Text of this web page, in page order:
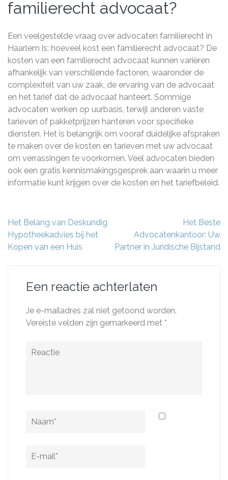
familierecht advocaat?
Een veelgestelde vraag over advocaten familierecht in
Haarlem is: hoeveel kost een familierecht advocaat? De
kosten van een familierecht advocaat kunnen variëren
afhankelijk van verschillende factoren, waaronder de
complexiteit van uw zaak, de ervaring van de advocaat
en het tarief dat de advocaat hanteert. Sommige
advocaten werken op uurbasis, terwijl anderen vaste
tarieven of pakketprijzen hanteren voor specifieke
diensten. Het is belangrijk om vooraf duidelijke afspraken
te maken over de kosten en tarieven met uw advocaat
om verrassingen te voorkomen. Veel advocaten bieden
ook een gratis kennismakingsgesprek aan waarin u meer
informatie kunt krijgen over de kosten en het tariefbeleid.
Berichtnavigatie
Het Belang van Deskundig
Hypotheekadvies bij het
Kopen van een Huis
Het Beste
Advocatenkantoor: Uw
Partner in Juridische Bijstand
Een reactie achterlaten
Je e-mailadres zal niet getoond worden.
Vereiste velden zijn gemarkeerd met *
Reactie
Naam
E-